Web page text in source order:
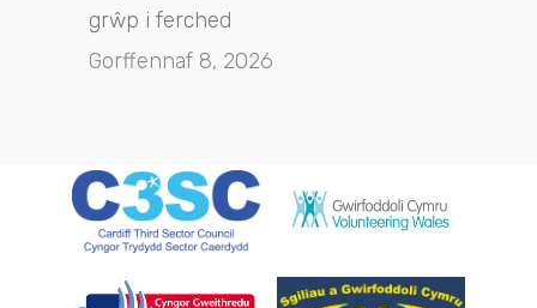
grŵp i ferched
Gorffennaf 8, 2026